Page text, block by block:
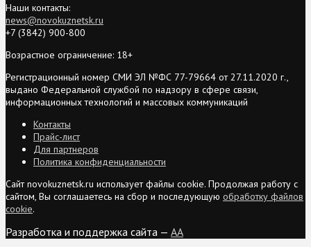
Наши контакты:
news@novokuznetsk.ru
+7 (3842) 900-800
Возрастное ограничение: 18+
Регистрационный номер СМИ ЭЛ №ФС 77-79664 от 27.11.2020 г.,
выдано Федеральной службой по надзору в сфере связи,
информационных технологий и массовых коммуникаций
Контакты
Прайс-лист
Для партнеров
Политика конфиденциальности
Сайт novokuznetsk.ru использует файлы cookie. Продолжая работу с
сайтом, Вы соглашаетесь на сбор и последующую обработку файлов
cookie.
Разработка и поддержка сайта — AA